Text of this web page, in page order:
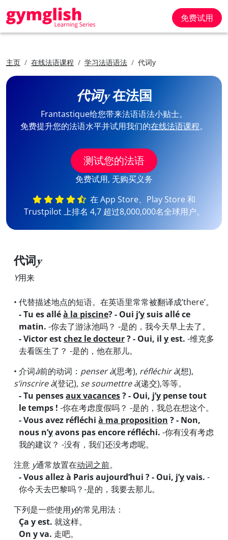
免费试用
主页 在线法语课程 学习法语语法 代词y
代词y在法国
Frantastique给您带来法语语法小贴士。
免费提升您的法语水平并试用我们的在线法语课程。
测试您的法语
免费试用, 无购买义务
在 App Store、Play Store 和
Trustpilot 上排名 4,7 超过8,000,000名全球用户。
代词y
Y用来
• 代替描述地点的短语。在英语里常常被翻译成’there’。
- Tu es alléà la piscine? - Oui j’ysuis allé ce
matin. -你去了游泳池吗？ -是的，我今天早上去了。
- Victor estchez le docteur? - Oui, il yest. -维克多
去看医生了？ -是的，他在那儿。
• 介词à前的动词： penser à(思考), réfléchir à(想),
s’inscrire à(登记), se soumettre à(递交),等等。
- Tu pensesaux vacances? - Oui, j’y pense tout
le temps ! -你在考虑度假吗？ -是的，我总在想这个。
- Vous avez réfléchi à ma proposition ? - Non,
nous n’yavons pas encore réfléchi. -你有没有考虑
我的建议？ -没有，我们还没考虑呢。
注意 y通常放置在动词之前。
- Vous allez à Paris aujourd’hui ? - Oui, j’yvais. -
你今天去巴黎吗？-是的，我要去那儿。
下列是一些使用y的常见用法：
Ça y est. 就这样。
On y va. 走吧。